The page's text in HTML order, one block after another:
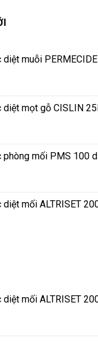
diệt muỗi
diệt mọt gỗ CISLIN
phòng mối PMS 100
diệt mối ALTRISET
diệt mối ALTRISET